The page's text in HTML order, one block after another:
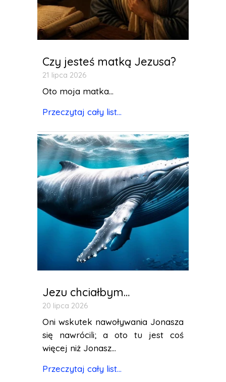
Czy jesteś matką Jezusa?
21 lipca 2026
Oto moja matka...
Przeczytaj cały list...
Jezu chciałbym…
20 lipca 2026
Oni wskutek nawoływania Jonasza
się nawrócili; a oto tu jest coś
więcej niż Jonasz...
Przeczytaj cały list...